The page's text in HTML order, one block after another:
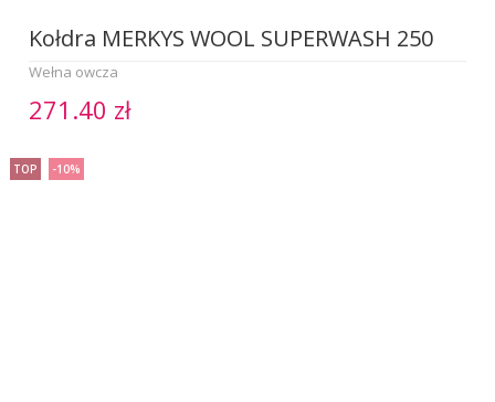
Kołdra MERKYS WOOL SUPERWASH 250
Wełna owcza
271.40 zł
TOP -10%